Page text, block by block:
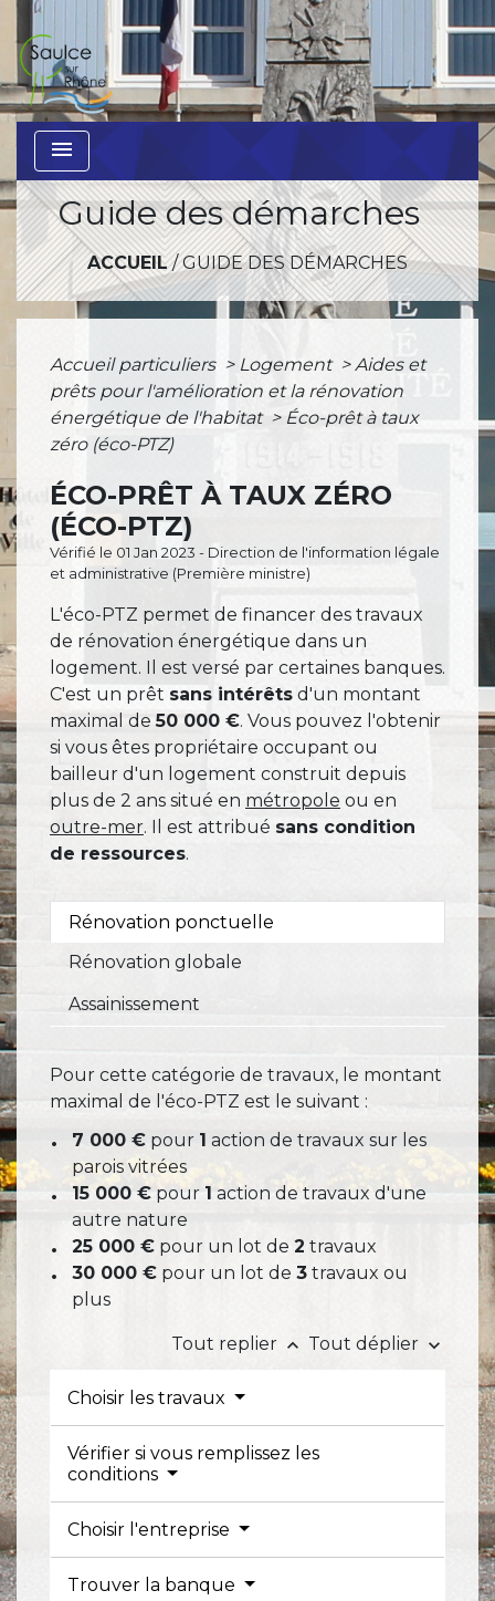
menu
Guide des démarches
ACCUEIL/GUIDE DES DÉMARCHES
Accueil particuliers > Logement > Aides et
prêts pour l'amélioration et la rénovation
énergétique de l'habitat > Éco-prêt à taux
zéro (éco-PTZ)
ÉCO-PRÊT À TAUX ZÉRO
(ÉCO-PTZ)
Vérifié le 01 Jan 2023 - Direction de l'information légale
et administrative (Première ministre)
L'éco-PTZ permet de financer des travaux
de rénovation énergétique dans un
logement. Il est versé par certaines banques.
C'est un prêt sans intérêts d'un montant
maximal de50 000 €. Vous pouvez l'obtenir
si vous êtes propriétaire occupant ou
bailleur d'un logement construit depuis
plus de 2 ans situé en métropole ou en
outre-mer. Il est attribué sans condition
de ressources.
Rénovation ponctuelle
Rénovation globale
Assainissement
Pour cette catégorie de travaux, le montant
maximal de l'éco-PTZ est le suivant :
7 000 € pour 1 action de travaux sur les
parois vitrées
15 000 € pour 1 action de travaux d'une
autre nature
25 000 € pour un lot de 2 travaux
30 000 € pour un lot de 3 travaux ou
plus
Tout replier keyboard_arrow_up Tout déplier keyboard_arrow_down
Choisir les travaux
Vérifier si vous remplissez les
conditions
Choisir l'entreprise
Trouver la banque